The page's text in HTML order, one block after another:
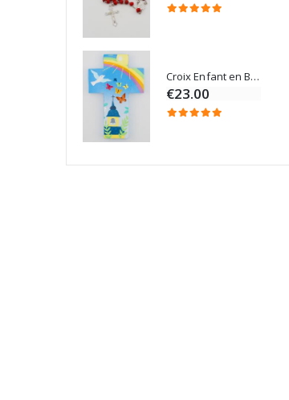
Croix Enfant en Bois Eglise Papillons et Arc-en-ciel 15 cm
€23.00